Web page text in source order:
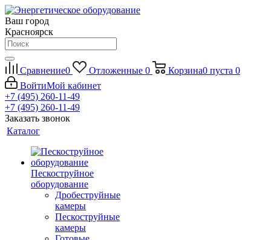
Ваш город
Красноярск
Сравнение0 Отложенные 0 Корзина0 пуста 0
ВойтиМой кабинет
+7 (495) 260-11-49
+7 (495) 260-11-49
Заказать звонок
Каталог
Пескоструйное
оборудование
Дробеструйные
камеры
Пескоструйные
камеры